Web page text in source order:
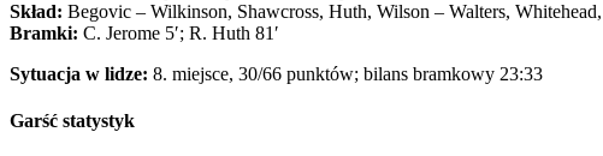
Skład: Begovic – Wilkinson, Shawcross, Huth, Wilson – Walters,
Bramki: C. Jerome 5′; R. Huth 81′
Sytuacja w lidze: 8. miejsce, 30/66 punktów; bilans bramkowy 23:33
Garść statystyk